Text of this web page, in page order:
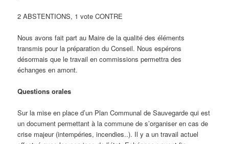
2 ABSTENTIONS, 1 vote CONTRE
Nous avons fait part au Maire de la qualité des éléments
transmis pour la préparation du Conseil. Nous espérons
désormais que le travail en commissions permettra des
échanges en amont.
Questions orales
Sur la mise en place d’un Plan Communal de Sauvegarde qui est
un document permettant à la commune de s’organiser en cas de
crise majeur (intempéries, incendies..). Il y a un travail actuel